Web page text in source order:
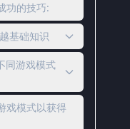
功的技巧:
基础知识
同游戏模式
戏模式以获得